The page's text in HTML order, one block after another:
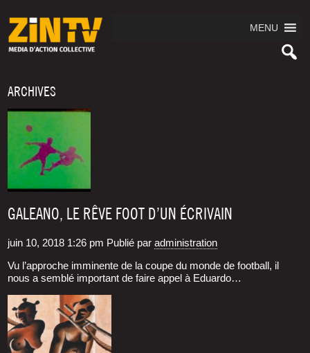
MENU
ARCHIVES
GALEANO, LE RÊVE FOOT D’UN ÉCRIVAIN
juin 10, 2018 1:26 pm Publié paradministration
Vu l’ap­proche immi­nente de la coupe du monde de foot­ball, il
nous a sem­blé impor­tant de faire appel à Eduar­do…